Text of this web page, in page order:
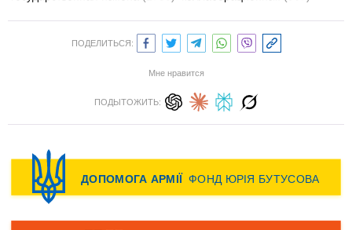
ПОДЕЛИТЬСЯ:
Мне нравится
ПОДЫТОЖИТЬ: